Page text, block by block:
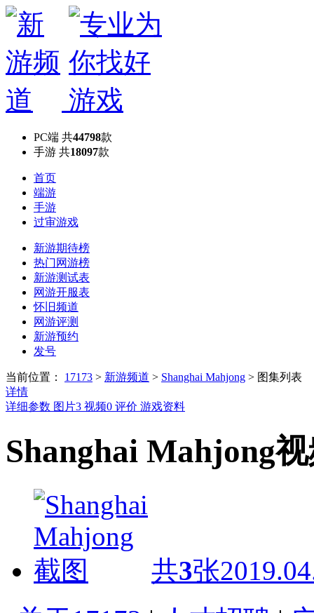
PC端 共44798款
手游 共18097款
首页
端游
手游
过审游戏
新游期待榜
热门网游榜
新游测试表
网游开服表
怀旧频道
网游评测
新游预约
发号
当前位置： 17173 > 新游频道 > Shanghai Mahjong > 图集列表
详情
详细参数 图片3 视频0 评价 游戏资料
Shanghai Mahjong
共3张